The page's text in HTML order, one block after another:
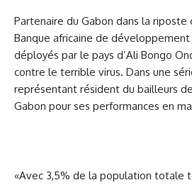
Partenaire du Gabon dans la riposte
Banque africaine de
déployés par le pays d’Ali Bongo
contre le terrible virus. Dans une
représentant résident du bailleurs
Gabon pour ses performances en
«Avec 3,5% de la population totale